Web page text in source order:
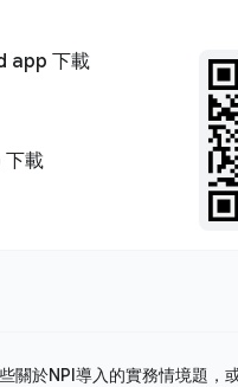
關於NPI導入的實務情境題，